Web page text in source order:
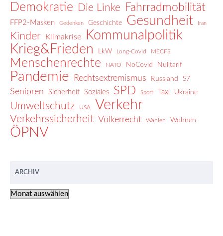
Demokratie Die Linke Fahrradmobilität
FFP2-Masken Gedenken Geschichte Gesundheit Iran
Kinder Klimakrise
Kommunalpolitik
Krieg&Frieden
LkW Long-Covid MECFS
Menschenrechte NATO NoCovid Nulltarif
Pandemie Rechtsextremismus Russland S7
Senioren Sicherheit Soziales SPD Sport Taxi Ukraine
Umweltschutz USA Verkehr
Verkehrssicherheit Völkerrecht Wahlen Wohnen
ÖPNV
ARCHIV